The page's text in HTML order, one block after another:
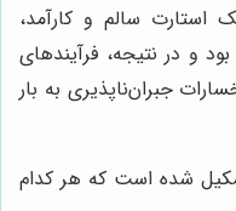
سالم و کارآمد،
و در نتیجه، فرآیندهای
جبران‌ناپذیری به بار
شده است که هر کدام